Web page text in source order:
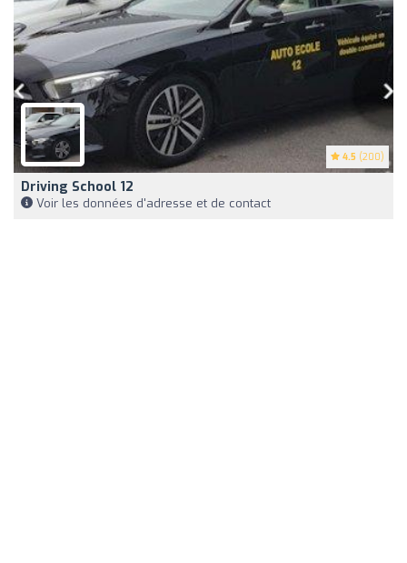
4.5 (200)
Driving School 12
Voir les données d'adresse et de contact